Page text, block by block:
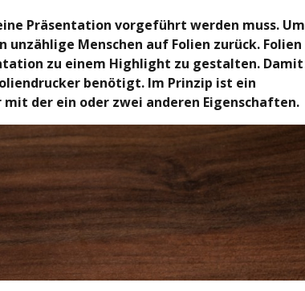
Präsentation vorgeführt werden muss. Um
Menschen auf Folien zurück. Folien
zu einem Highlight zu gestalten. Damit
benötigt. Im Prinzip ist ein
der ein oder zwei anderen Eigenschaften.